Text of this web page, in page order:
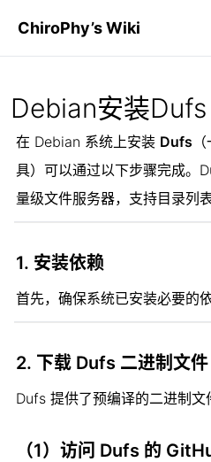
ChiroPhy’s Wiki
自建资源
OpenList资源站
GitHub文件加速
Netlify
往期整理
文章分类
Blog
2024年观影记录
2025年观影记录
三线
Debian安装Dufs
在 Debian 系统上安装 Dufs
具）可以通过以下步骤完成。
量级文件服务器，支持目录列
1. 安装依赖
首先，确保系统已安装必要的依
2. 下载 Dufs 二进制文件
Dufs 提供了预编译的二进制文
（1）访问 Dufs 的